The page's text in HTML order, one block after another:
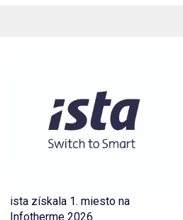
ista získala 1. miesto na
Infotherme 2026